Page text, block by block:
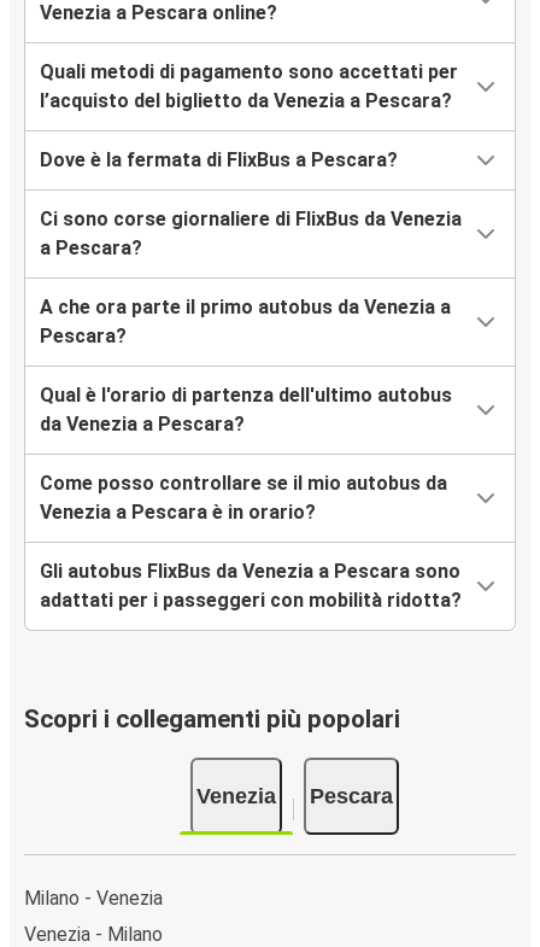
Venezia a Pescara online?
Quali metodi di pagamento sono accettati per
l’acquisto del biglietto da Venezia a Pescara?
Dove è la fermata di FlixBus a Pescara?
Ci sono corse giornaliere di FlixBus da Venezia
a Pescara?
A che ora parte il primo autobus da Venezia a
Pescara?
Qual è l'orario di partenza dell'ultimo autobus
da Venezia a Pescara?
Come posso controllare se il mio autobus da
Venezia a Pescara è in orario?
Gli autobus FlixBus da Venezia a Pescara sono
adattati per i passeggeri con mobilità ridotta?
Scopri i collegamenti più popolari
Venezia Pescara
Milano - Venezia
Venezia - Milano